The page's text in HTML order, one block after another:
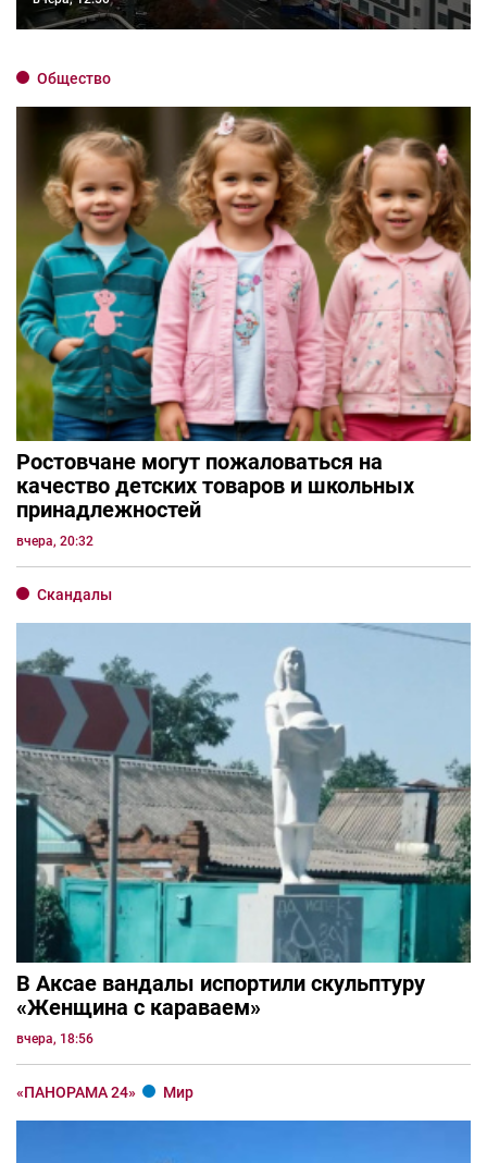
Общество
Ростовчане могут пожаловаться на
качество детских товаров и школьных
принадлежностей
вчера, 20:32
Скандалы
В Аксае вандалы испортили скульптуру
«Женщина с караваем»
вчера, 18:56
«ПАНОРАМА 24» Мир